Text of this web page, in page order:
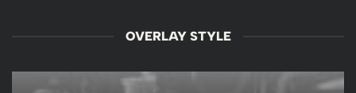
OVERLAY STYLE